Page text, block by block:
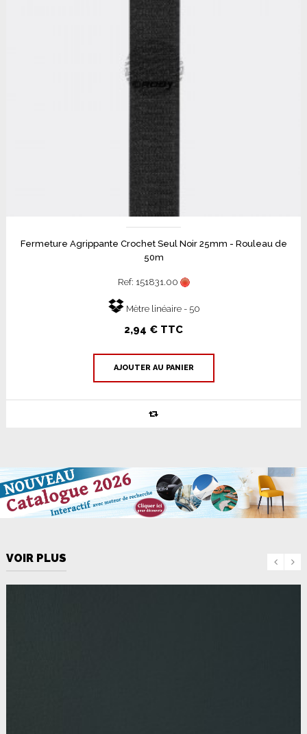
Fermeture Agrippante Crochet Seul Noir 25mm - Rouleau de
50m
Ref: 151831.00
Mètre linéaire - 50
2,94 € TTC
AJOUTER AU PANIER
VOIR PLUS